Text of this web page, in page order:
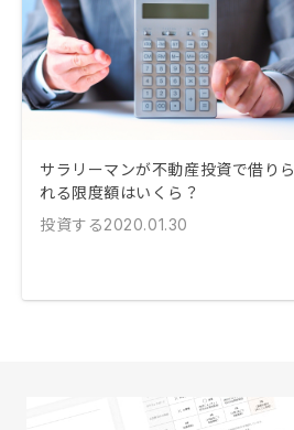
サラリーマンが不動産投資で借りら
れる限度額はいくら？
投資する2020.01.30